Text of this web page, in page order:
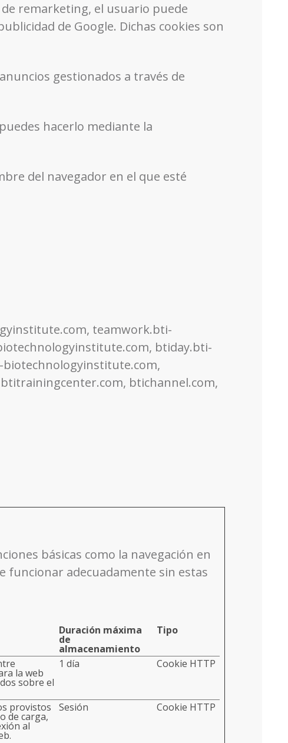
de remarketing, el usuario puede
de Google. Dichas cookies son
gestionados a través de
hacerlo mediante la
del navegador en el que esté
teamwork.bti-
btiday.bti-
btichannel.com,
básicas como la navegación en
funcionar adecuadamente sin estas
Duración máxima
de
almacenamiento
Tipo
la web
sobre el
1 día Cookie HTTP
provistos
de carga,
al
Sesión Cookie HTTP